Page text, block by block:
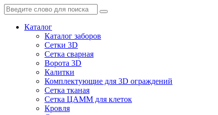
Каталог
Каталог заборов
Сетки 3D
Сетка сварная
Ворота 3D
Калитки
Комплектующие для 3D ограждений
Сетка тканая
Сетка ЦАММ для клеток
Кровля